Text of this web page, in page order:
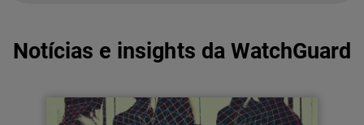
Notícias e insights da WatchGuard